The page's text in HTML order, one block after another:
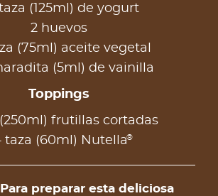
taza (125ml) de yogurt
2 huevos
(75ml) aceite vegetal
(5ml) de vainilla
Toppings
(250ml) frutillas cortadas
taza (60ml) Nutella®
Para preparar esta deliciosa